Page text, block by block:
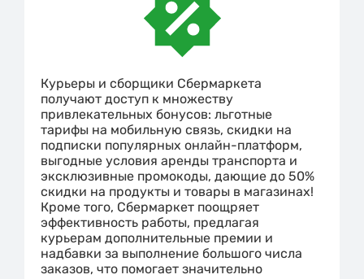
Курьеры и сборщики Сбермаркета
получают доступ к множеству
привлекательных бонусов: льготные
тарифы на мобильную связь, скидки на
подписки популярных онлайн-платформ,
выгодные условия аренды транспорта и
эксклюзивные промокоды, дающие до 50%
скидки на продукты и товары в магазинах!
Кроме того, Сбермаркет поощряет
эффективность работы, предлагая
курьерам дополнительные премии и
надбавки за выполнение большого числа
заказов, что помогает значительно